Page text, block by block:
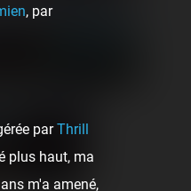
, par
parThrill
plus haut, ma
m'a amené,